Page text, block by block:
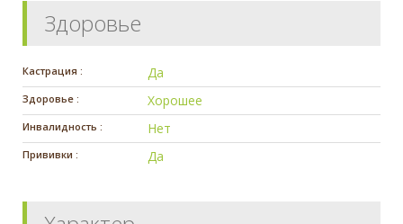
Здоровье
Кастрация : Да
Здоровье : Хорошее
Инвалидность : Нет
Прививки : Да